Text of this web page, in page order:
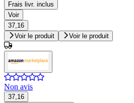
Frais livr. inclus
Voir
37,16
Voir le produit
Voir le produit
Non avis
37,16